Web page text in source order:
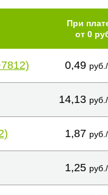
При
от 0
0,49
14,13
1,87
1,25